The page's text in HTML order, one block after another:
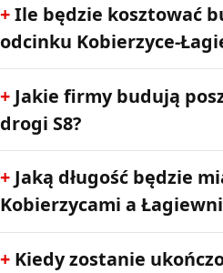
Ile będzie kosztować
odcinku Kobierzyce-
Jakie firmy budują
drogi S8?
Jaką długość będzie
Kobierzycami a
Kiedy zostanie